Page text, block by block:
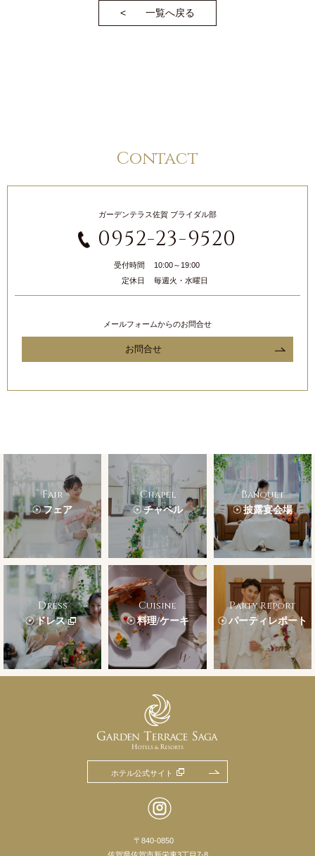
一覧へ戻る
Contact
ガーデンテラス佐賀 ブライダル部
0952-23-9520
受付時間
10:00～19:00
定休日
毎週火・水曜日
メールフォームからのお問合せ
お問合せ
Fair
フェア
Chapel
チャペル
Banquet
披露宴会場
Dress
ドレス
Cuisine
料理/ケーキ
Party Report
パーティレポート
〒840-0850
ホテル公式サイト